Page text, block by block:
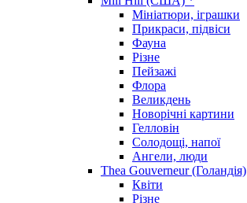
Мініатюри, іграшки
Прикраси, підвіси
Фауна
Різне
Пейзажі
Флора
Великдень
Новорічні картини
Гелловін
Солодощі, напої
Ангели, люди
Thea Gouverneur (Голандія)
Квіти
Різне